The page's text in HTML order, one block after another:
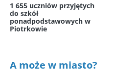
1 655 uczniów przyjętych
do szkół
ponadpodstawowych w
Piotrkowie
A może w miasto?